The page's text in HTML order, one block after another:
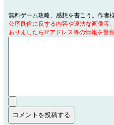
無料ゲーム攻略、感想を書こう。作者
公序良俗に反する内容や違法な画像等
ありましたらIPアドレス等の情報を警